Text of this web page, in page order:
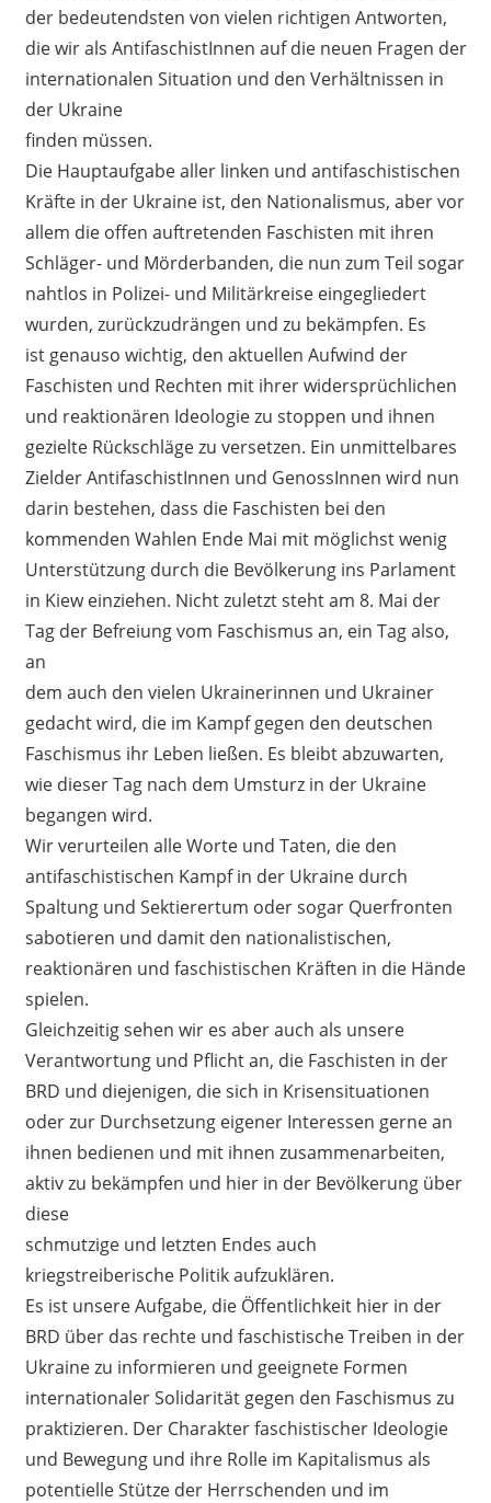
der bedeutendsten von vielen richtigen Antworten,
die wir als AntifaschistInnen auf die neuen Fragen der
internationalen Situation und den Verhältnissen in
der Ukraine
finden müssen.
Die Hauptaufgabe aller linken und antifaschistischen
Kräfte in der Ukraine ist, den Nationalismus, aber vor
allem die offen auftretenden Faschisten mit ihren
Schläger- und Mörderbanden, die nun zum Teil sogar
nahtlos in Polizei- und Militärkreise eingegliedert
wurden, zurückzudrängen und zu bekämpfen. Es
ist genauso wichtig, den aktuellen Aufwind der
Faschisten und Rechten mit ihrer widersprüchlichen
und reaktionären Ideologie zu stoppen und ihnen
gezielte Rückschläge zu versetzen. Ein unmittelbares
Zielder AntifaschistInnen und GenossInnen wird nun
darin bestehen, dass die Faschisten bei den
kommenden Wahlen Ende Mai mit möglichst wenig
Unterstützung durch die Bevölkerung ins Parlament
in Kiew einziehen. Nicht zuletzt steht am 8. Mai der
Tag der Befreiung vom Faschismus an, ein Tag also,
an
dem auch den vielen Ukrainerinnen und Ukrainer
gedacht wird, die im Kampf gegen den deutschen
Faschismus ihr Leben ließen. Es bleibt abzuwarten,
wie dieser Tag nach dem Umsturz in der Ukraine
begangen wird.
Wir verurteilen alle Worte und Taten, die den
antifaschistischen Kampf in der Ukraine durch
Spaltung und Sektierertum oder sogar Querfronten
sabotieren und damit den nationalistischen,
reaktionären und faschistischen Kräften in die Hände
spielen.
Gleichzeitig sehen wir es aber auch als unsere
Verantwortung und Pflicht an, die Faschisten in der
BRD und diejenigen, die sich in Krisensituationen
oder zur Durchsetzung eigener Interessen gerne an
ihnen bedienen und mit ihnen zusammenarbeiten,
aktiv zu bekämpfen und hier in der Bevölkerung über
diese
schmutzige und letzten Endes auch
kriegstreiberische Politik aufzuklären.
Es ist unsere Aufgabe, die Öffentlichkeit hier in der
BRD über das rechte und faschistische Treiben in der
Ukraine zu informieren und geeignete Formen
internationaler Solidarität gegen den Faschismus zu
praktizieren. Der Charakter faschistischer Ideologie
und Bewegung und ihre Rolle im Kapitalismus als
potentielle Stütze der Herrschenden und im